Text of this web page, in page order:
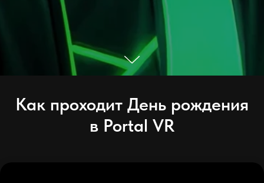
Как проходит День рождения
в Portal VR